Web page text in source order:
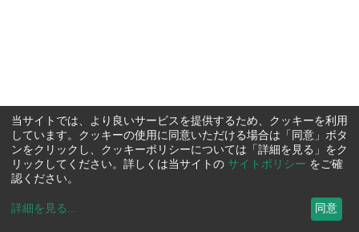
当サイトでは、より良いサービスを提供するため、クッキーを利用
しています。クッキーの使用に同意いただける場合は「同意」ボタ
ンをクリックし、クッキーポリシーについては「詳細を見る」をク
リックしてください。詳しくは当サイトの サイトポリシー をご確
認ください。
詳細を見る ... 同意